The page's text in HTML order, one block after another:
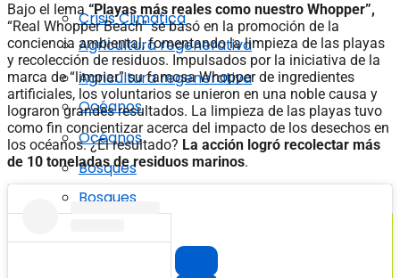
Agricultura regenerativa
Océanos
Bosques
Crisis Climática
Agricultura regenerativa
Océanos
Bosques
Bajo el lema“Playas más reales como nuestro Whopper”,
“Real Whopper Beach” se basó en la promoción de la
conciencia ambiental, fomentando la limpieza de las playas
y recolección de residuos. Impulsados por la iniciativa de la
marca de “limpiar” su famosa Whopper de ingredientes
artificiales, los voluntarios se unieron en una noble causa y
lograron grandes resultados. La limpieza de las playas tuvo
como fin concientizar acerca del impacto de los desechos en
los océanos. ¿El resultado? La acción logró recolectar más
de 10 toneladas de residuos marinos.